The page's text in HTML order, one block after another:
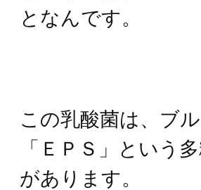
となんです。
この乳酸菌は、ブ
「ＥＰＳ」という
があります。